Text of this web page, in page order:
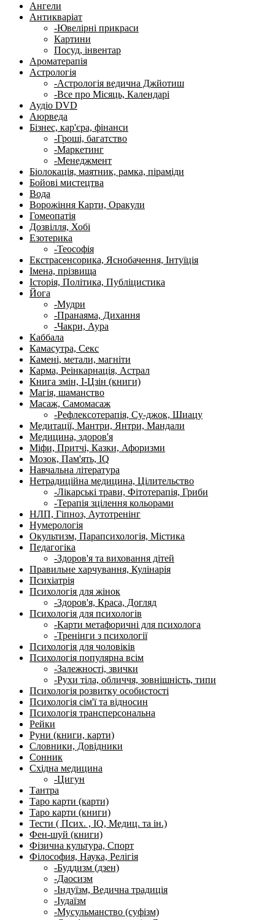
Ангели
Антикваріат
-Ювелірні прикраси
Картини
Посуд, інвентар
Ароматерапія
Астрологія
-Астрологія ведична Джйотиш
-Все про Місяць, Календарі
Аудіо DVD
Аюрведа
Бізнес, кар'єра, фінанси
-Гроші, багатство
-Маркетинг
-Менеджмент
Біолокація, маятник, рамка, піраміди
Бойові мистецтва
Вода
Ворожіння Карти, Оракули
Гомеопатія
Дозвілля, Хобі
Езотерика
-Теософія
Екстрасенсорика, Яснобачення, Інтуїція
Імена, прізвища
Історія, Політика, Публіцистика
Йога
-Мудри
-Пранаяма, Дихання
-Чакри, Аура
Каббала
Камасутра, Секс
Камені, метали, магніти
Карма, Реінкарнація, Астрал
Книга змін, І-Цзін (книги)
Магія, шаманство
Масаж, Самомасаж
-Рефлексотерапія, Су-джок, Шиацу
Медитації, Мантри, Янтри, Мандали
Медицина, здоров'я
Міфи, Притчі, Казки, Афоризми
Мозок, Пам'ять, IQ
Навчальна література
Нетрадиційна медицина, Цілительство
-Лікарські трави, Фітотерапія, Гриби
-Терапія зцілення кольорами
НЛП, Гіпноз, Аутотренінг
Нумерологія
Окультизм, Парапсихологія, Містика
Педагогіка
-Здоров'я та виховання дітей
Правильне харчування, Кулінарія
Психіатрія
Психологія для жінок
-Здоров'я, Краса, Догляд
Психологія для психологів
-Карти метафоричні для психолога
-Тренінги з психології
Психологія для чоловіків
Психологія популярна всім
-Залежності, звички
-Рухи тіла, обличчя, зовнішність, типи
Психологія розвитку особистості
Психологія сім'ї та відносин
Психологія трансперсональна
Рейки
Руни (книги, карти)
Словники, Довідники
Сонник
Східна медицина
-Цигун
Тантра
Таро карти (карти)
Таро карти (книги)
Тести ( Псих. , IQ, Медиц. та ін.)
Фен-шуй (книги)
Фізична культура, Спорт
Філософия, Наука, Релігія
-Буддизм (дзен)
-Даосизм
-Індуїзм, Ведична традиція
-Іудаїзм
-Мусульманство (суфізм)